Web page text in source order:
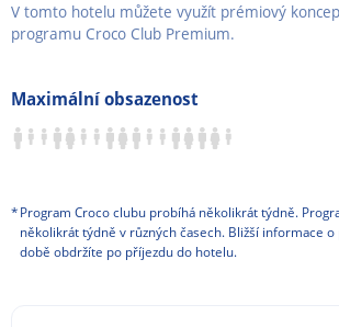
V tomto hotelu můžete využít prémiový
programu Croco Club Premium.
Maximální obsazenost
*Program Croco clubu probíhá několikrát týdně.
několikrát týdně v různých časech. Bližší informace
době obdržíte po příjezdu do hotelu.